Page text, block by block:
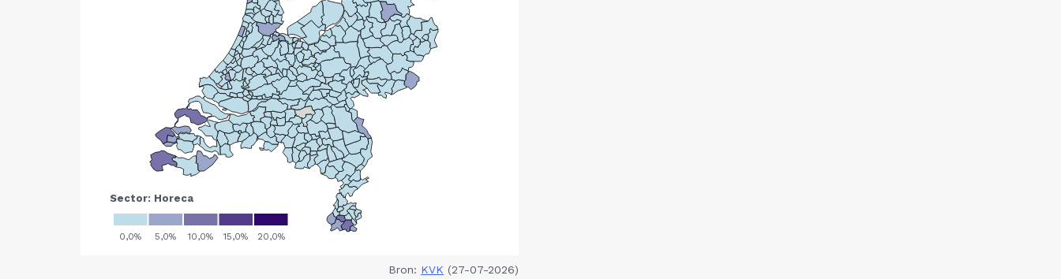
Bron: KVK (27-07-2026)